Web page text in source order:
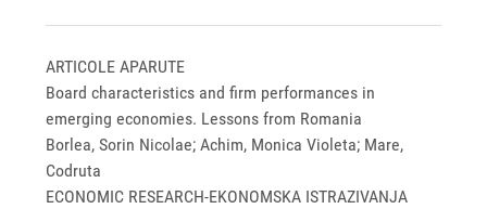
ARTICOLE APARUTE
Board characteristics and firm performances in
emerging economies. Lessons from Romania
Borlea, Sorin Nicolae; Achim, Monica Violeta; Mare,
Codruta
ECONOMIC RESEARCH-EKONOMSKA ISTRAZIVANJA